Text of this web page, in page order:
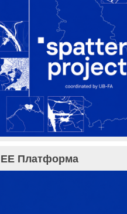
ЕЕ Платформа